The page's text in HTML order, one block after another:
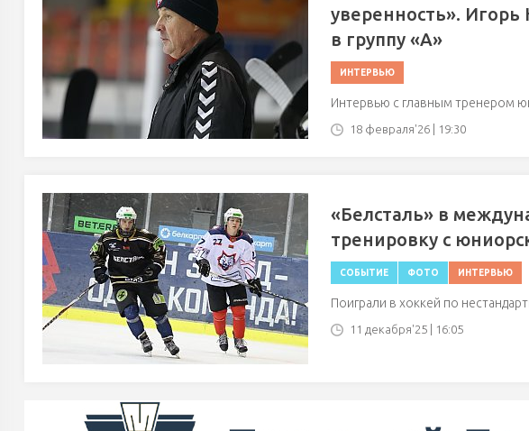
уверенность».
в группу «А»
ИНТЕРВЬЮ
Интервью с главным тренером
18 февраля'26 | 19:30
«Белсталь» в
тренировку с
СОБЫТИЕ ФОТО ИНТЕРВЬЮ
Поиграли в хоккей по
11 декабря'25 | 16:05